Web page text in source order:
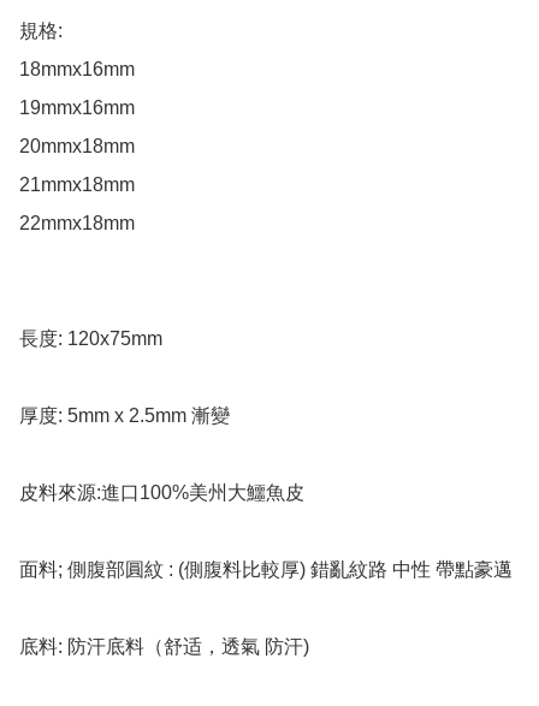
規格:
18mmx16mm
19mmx16mm
20mmx18mm
21mmx18mm
22mmx18mm
長度: 120x75mm
厚度: 5mm x 2.5mm 漸變
皮料來源:進口100%美州大鱷魚皮
面料; 側腹部圓紋 : (側腹料比較厚) 錯亂紋路 中性 帶點豪邁
底料: 防汗底料（舒适，透氣 防汗)